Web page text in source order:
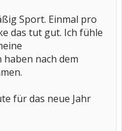
Sport. Einmal pro
das tut gut. Ich fühle
nach dem
für das neue Jahr